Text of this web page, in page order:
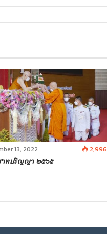
13, 2022 2,996
าทปริญญา ๒๕๖๕